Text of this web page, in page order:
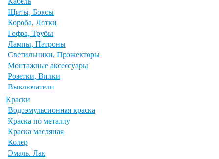
Щиты, Боксы
Короба, Лотки
Гофра, Трубы
Лампы, Патроны
Светильники, Прожекторы
Монтажные аксессуары
Розетки, Вилки
Выключатели
Краски
Водоэмульсионная краска
Краска по металлу
Краска масляная
Колер
Эмаль. Лак